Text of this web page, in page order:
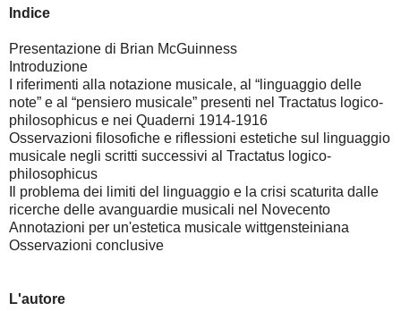
Indice
Presentazione di Brian McGuinness
Introduzione
I riferimenti alla notazione musicale, al “linguaggio delle
note” e al “pensiero musicale” presenti nel Tractatus logico-
philosophicus e nei Quaderni 1914-1916
Osservazioni filosofiche e riflessioni estetiche sul linguaggio
musicale negli scritti successivi al Tractatus logico-
philosophicus
Il problema dei limiti del linguaggio e la crisi scaturita dalle
ricerche delle avanguardie musicali nel Novecento
Annotazioni per un'estetica musicale wittgensteiniana
Osservazioni conclusive
L'autore